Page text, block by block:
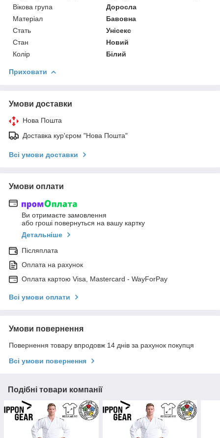
Вікова група
Доросла
Матеріал
Бавовна
Стать
Унісекс
Стан
Новий
Колір
Білий
Приховати
Умови доставки
Нова Пошта
Доставка кур'єром "Нова Пошта"
Всі умови доставки
Умови оплати
Ви отримаєте замовлення
або гроші повернуться на вашу картку
Детальніше
Післяплата
Оплата на рахунок
Оплата картою Visa, Mastercard - WayForPay
Всі умови оплати
Умови повернення
Повернення товару впродовж 14 днів за рахунок покупця
Всі умови повернення
Подібні товари компанії